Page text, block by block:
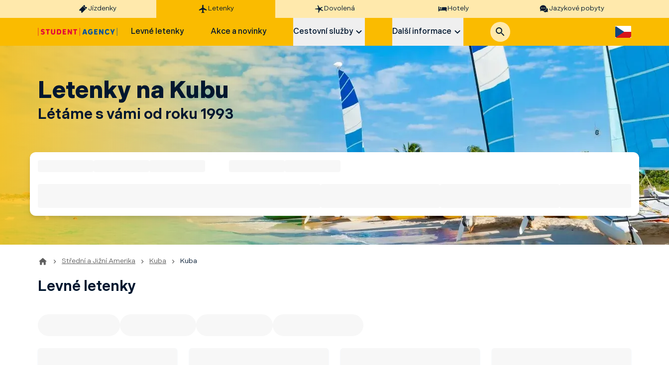
Jízdenky Letenky Dovolená Hotely Jazykové pobyty
Levné letenky Akce a novinky Cestovní služby Další informace
Letenky na Kubu
Létáme s vámi od roku 1993
Střední a Jižní Amerika Kuba Kuba
Levné letenky